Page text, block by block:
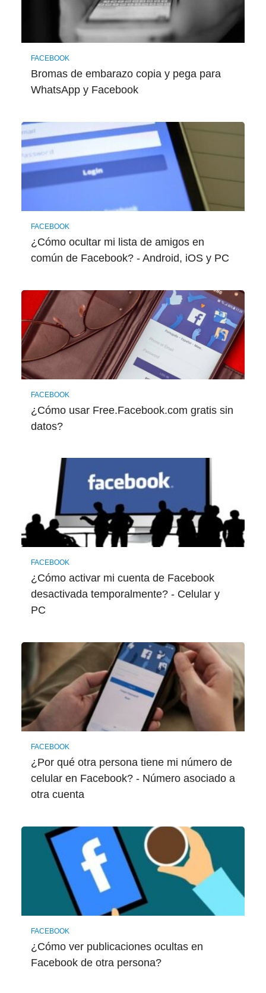
FACEBOOK
Bromas de embarazo copia y pega para
WhatsApp y Facebook
FACEBOOK
¿Cómo ocultar mi lista de amigos en
común de Facebook? - Android, iOS y PC
FACEBOOK
¿Cómo usar Free.Facebook.com gratis sin
datos?
FACEBOOK
¿Cómo activar mi cuenta de Facebook
desactivada temporalmente? - Celular y
PC
FACEBOOK
¿Por qué otra persona tiene mi número de
celular en Facebook? - Número asociado a
otra cuenta
FACEBOOK
¿Cómo ver publicaciones ocultas en
Facebook de otra persona?